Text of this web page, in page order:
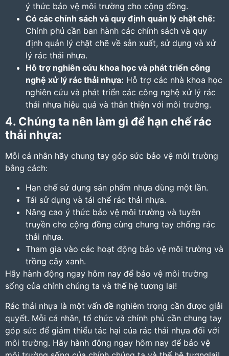
ý thức bảo vệ môi trường cho cộng đồng.
Có các chính sách và quy định quản lý chặt chẽ:
Chính phủ cần ban hành các chính sách và quy
định quản lý chặt chẽ về sản xuất, sử dụng và xử
lý rác thải nhựa.
Hỗ trợ nghiên cứu khoa học và phát triển công
nghệ xử lý rác thải nhựa: Hỗ trợ các nhà khoa học
nghiên cứu và phát triển các công nghệ xử lý rác
thải nhựa hiệu quả và thân thiện với môi trường.
4. Chúng ta nên làm gì để hạn chế rác
thải nhựa:
Mỗi cá nhân hãy chung tay góp sức bảo vệ môi trường
bằng cách:
Hạn chế sử dụng sản phẩm nhựa dùng một lần.
Tái sử dụng và tái chế rác thải nhựa.
Nâng cao ý thức bảo vệ môi trường và tuyên
truyền cho cộng đồng cùng chung tay chống rác
thải nhựa.
Tham gia vào các hoạt động bảo vệ môi trường và
trồng cây xanh.
Hãy hành động ngay hôm nay để bảo vệ môi trường
sống của chính chúng ta và thế hệ tương lai!
Rác thải nhựa là một vấn đề nghiêm trọng cần được giải
quyết. Mỗi cá nhân, tổ chức và chính phủ cần chung tay
góp sức để giảm thiểu tác hại của rác thải nhựa đối với
môi trường. Hãy hành động ngay hôm nay để bảo vệ